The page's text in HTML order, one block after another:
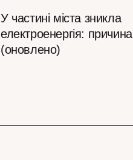
У частині міста зникла
електроенергія: причина
(оновлено)